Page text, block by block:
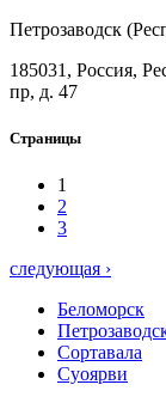
Петрозаводск
185031, Россия,
пр, д. 47
Страницы
1
2
3
следующая ›
Беломорск
Сортавала
Суоярви